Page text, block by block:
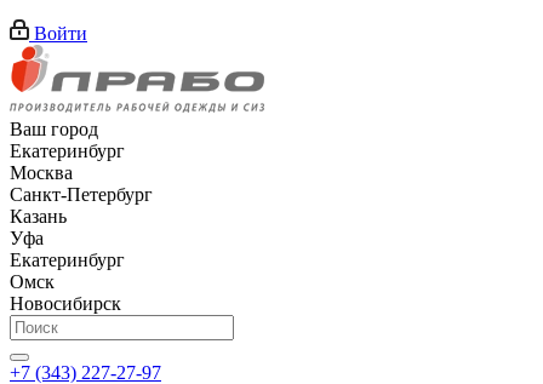
Войти
Ваш город
Екатеринбург
Москва
Санкт-Петербург
Казань
Уфа
Екатеринбург
Омск
Новосибирск
+7 (343) 227-27-97